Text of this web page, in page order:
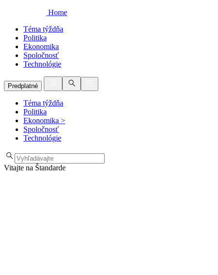
Home
Téma týždňa
Politika
Ekonomika
Spoločnosť
Technológie
Predplatné
Téma týždňa
Politika
Ekonomika >
Spoločnosť
Technológie
Vitajte na Štandarde